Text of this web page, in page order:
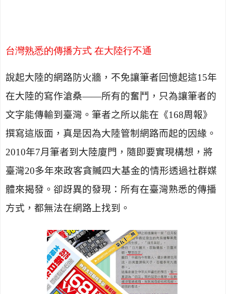
台灣熟悉的傳播方式 在大陸行不通
說起大陸的網路防火牆，不免讓筆者回憶起這15年
在大陸的寫作滄桑——所有的奮鬥，只為讓筆者的
文字能傳輸到臺灣。筆者之所以能在《168周報》
撰寫這版面，真是因為大陸管制網路而起的因緣。
2010年7月筆者到大陸廈門，隨即要實現構想，將
臺灣20多年來政客貪贓四大基金的情形透過社群媒
體來揭發。卻訝異的發現：所有在臺灣熟悉的傳播
方式，都無法在網路上找到。